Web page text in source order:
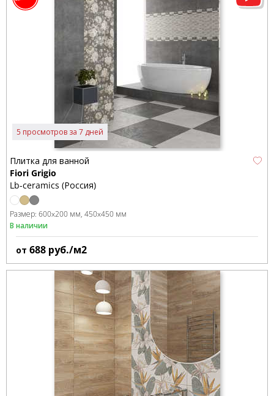
5 просмотров за 7 дней
Плитка для ванной
Fiori Grigio
Lb-ceramics (Россия)
Размер: 600x200 мм 450x450 мм
В наличии
от 688 руб./м2